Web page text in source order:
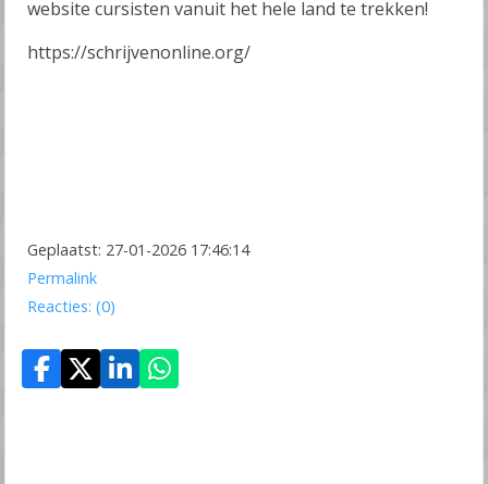
website cursisten vanuit het hele land te trekken!
https://schrijvenonline.org/
Geplaatst: 27-01-2026 17:46:14
Permalink
Reacties: (0)